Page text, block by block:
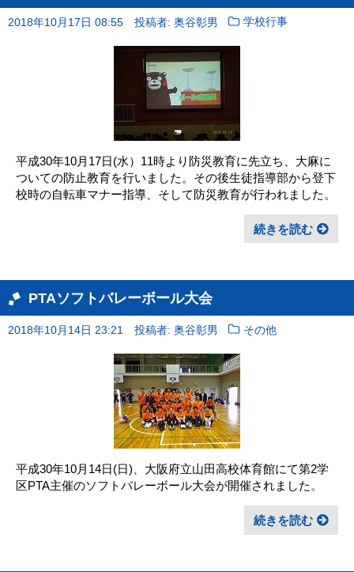
2018年10月17日 08:55 投稿者: 奥谷彰男 学校行事
平成30年10月17日(水）11時より防災教育に先立ち、大麻に
ついての防止教育を行いました。その後生徒指導部から登下
校時の自転車マナー指導、そして防災教育が行われました。
続きを読む
PTAソフトバレーボール大会
2018年10月14日 23:21 投稿者: 奥谷彰男 その他
平成30年10月14日(日)、大阪府立山田高校体育館にて第2学
区PTA主催のソフトバレーボール大会が開催されました。
続きを読む